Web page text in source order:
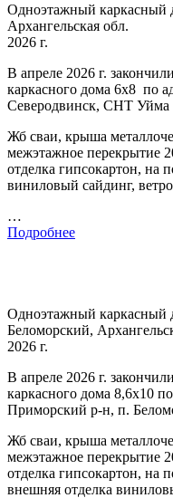
Одноэтажный
Архангельская обл.
2026 г.
В апреле 2026 г.
каркасного дома 6х8 по
Северодвинск, СНТ Уйма
Жб сваи, крыша
межэтажное перекрытие
отделка гипсокартон, на
виниловый сайдинг,
…
Подробнее
Одноэтажный каркасный
Беломорский,
2026 г.
В апреле 2026 г.
каркасного дома 8,6х10
Приморский р-н, п.
Жб сваи, крыша
межэтажное перекрытие
отделка гипсокартон, на
внешняя отделка